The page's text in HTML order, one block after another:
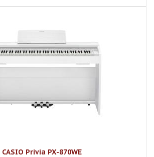
CASIO Privia PX-870WE